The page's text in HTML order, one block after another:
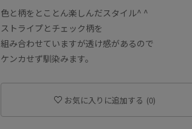
色と柄をとことん楽しんだスタイル^ ^
ストライプとチェック柄を
組み合わせていますが透け感があるので
ケンカせず馴染みます。
お気に入りに追加する (0)